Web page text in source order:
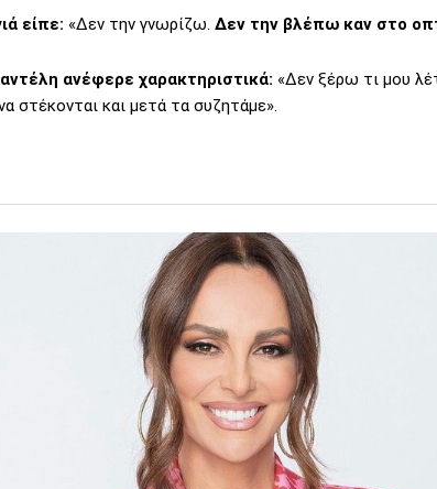
είπε: «Δεν την γνωρίζω. Δεν την βλέπω καν στο
ανέφερε χαρακτηριστικά: «Δεν ξέρω τι μου
στέκονται και μετά τα συζητάμε».